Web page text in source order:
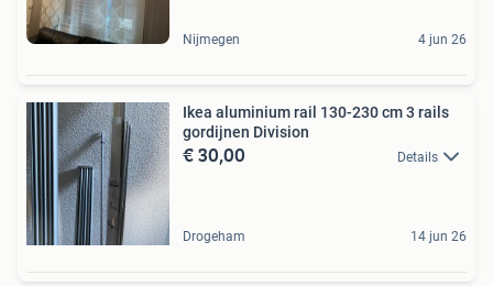
Nijmegen 4 jun 26
Ikea aluminium rail 130-230 cm 3 rails
gordijnen Division
€ 30,00 Details
Drogeham 14 jun 26